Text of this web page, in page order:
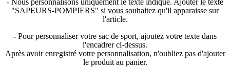
"SAPEURS-POMPIERS" si vous souhaitez qu'il apparaisse sur
l'article.
- Pour personnaliser votre sac de sport, ajoutez votre texte dans
l'encadrer ci-dessus.
Après avoir enregistré votre personnalisation, n'oubliez pas d'ajouter
le produit au panier.